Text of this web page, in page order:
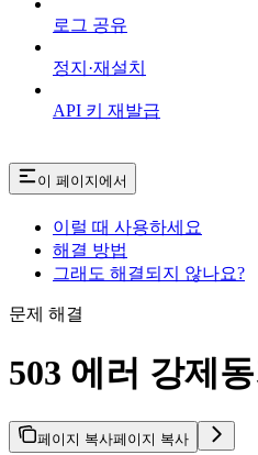
로그 공유
정지·재설치
API 키 재발급
이 페이지에서
이럴 때 사용하세요
해결 방법
그래도 해결되지 않나요?
문제 해결
503 에러 강제
페이지 복사페이지 복사